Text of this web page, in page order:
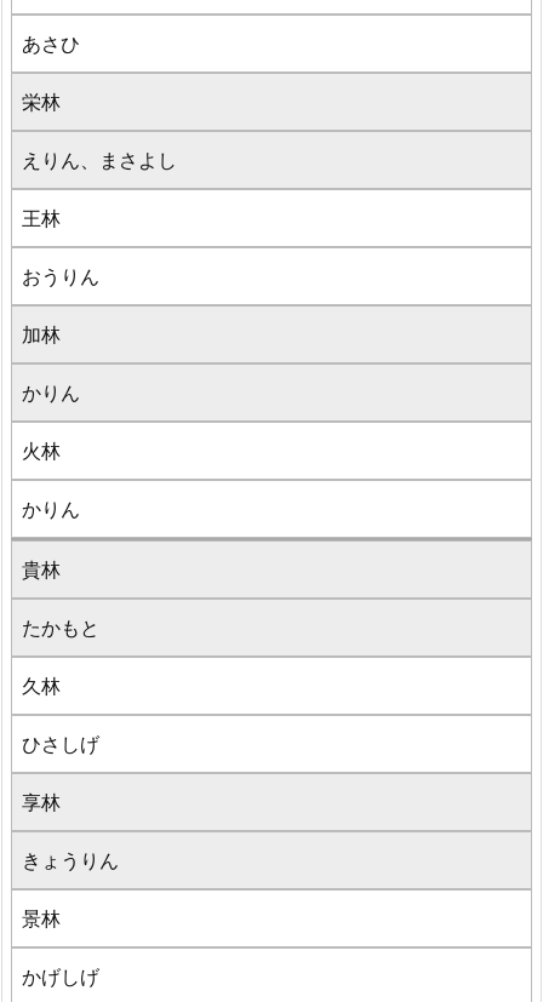
あさひ
栄林
えりん、まさよし
王林
おうりん
加林
かりん
火林
かりん
貴林
たかもと
久林
ひさしげ
享林
きょうりん
景林
かげしげ